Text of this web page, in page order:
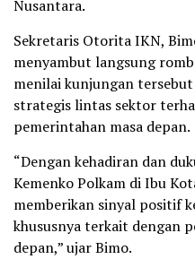
Nusantara.
Sekretaris Otorita IKN,
menyambut langsung
menilai kunjungan
strategis lintas sektor
pemerintahan masa depan.
“Dengan kehadiran dan
Kemenko Polkam di Ibu
memberikan sinyal positif
khususnya terkait dengan
depan,” ujar Bimo.